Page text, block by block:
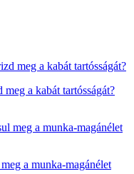
a kabát tartósságát?
a munka-magánélet